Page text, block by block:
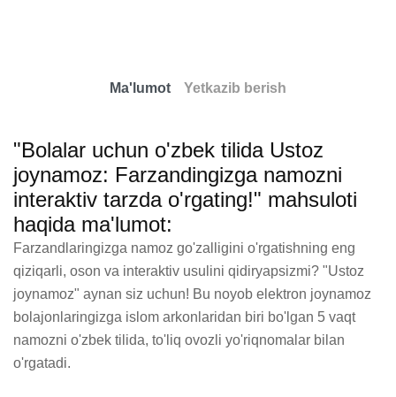
Ma'lumot Yetkazib berish
"Bolalar uchun o'zbek tilida Ustoz
joynamoz: Farzandingizga namozni
interaktiv tarzda o'rgating!" mahsuloti
haqida ma'lumot:
Farzandlaringizga namoz go'zalligini o'rgatishning eng
qiziqarli, oson va interaktiv usulini qidiryapsizmi? "Ustoz
joynamoz" aynan siz uchun! Bu noyob elektron joynamoz
bolajonlaringizga islom arkonlaridan biri bo'lgan 5 vaqt
namozni o'zbek tilida, to'liq ovozli yo'riqnomalar bilan
o'rgatadi.